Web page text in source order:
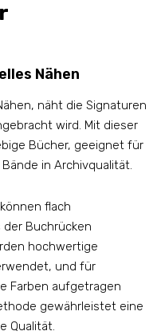
Nähen
näht die Signaturen
wird. Mit dieser
Bücher, geeignet für
in Archivqualität.
flach
Buchrücken
hochwertige
und für
Farben aufgetragen
gewährleistet eine
Qualität.